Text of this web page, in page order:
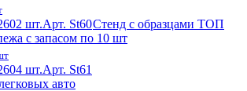
шт.Арт. St60Стенд с образцами ТОП
с запасом по 10 шт
шт.Арт. St61
авто